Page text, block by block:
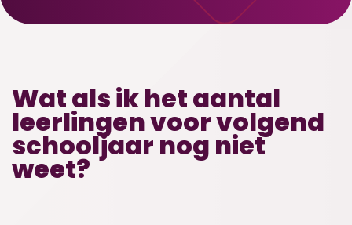
Wat als ik het aantal
leerlingen voor volgend
schooljaar nog niet
weet?